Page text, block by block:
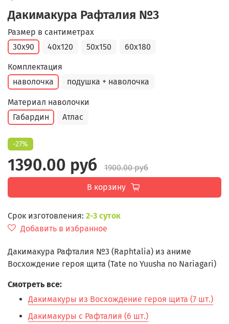
Дакимакура Рафталия №3
Срок изготовления: 2-3 суток
Добавить в избранное
Размер в сантиметрах
30x90
40x120 50x150 60x180
Комплектация
наволочка
подушка + наволочка
Материал наволочки
Габардин
Атлас
-27%
1390.00 руб
1900.00 руб
В корзину
Дакимакура Рафталия №3 (Raphtalia) из аниме
Восхождение героя щита (Tate no Yuusha no Nariagari)
Смотреть все:
Дакимакуры из Восхождение героя щита (7 шт.)
Дакимакуры с Рафталия (6 шт.)